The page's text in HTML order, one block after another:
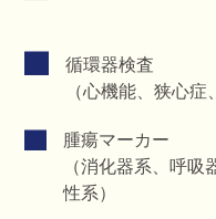
循環器検査
（心機能、狭心症
腫瘍マーカー
（消化器系、呼
性系）